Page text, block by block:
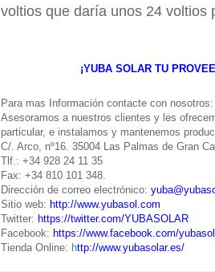
voltios que daría unos 24 voltios
¡YUBA SOLAR TU
Para mas Información contacte con nosotros:
Asesoramos a nuestros clientes y les
particular, e instalamos y mantenemos
C/. Arco, nº16. 35004 Las Palmas de Gran
Tlf.: +34 928 24 11 35
Fax: +34 810 101 348.
Dirección de correo electrónico:
Sitio web: http://www.yubasol.com
Twitter: https://twitter.com/YUBASOLAR
Facebook: https://www.facebook.com/yubasol
Tienda Online: http://www.yubasolar.es/